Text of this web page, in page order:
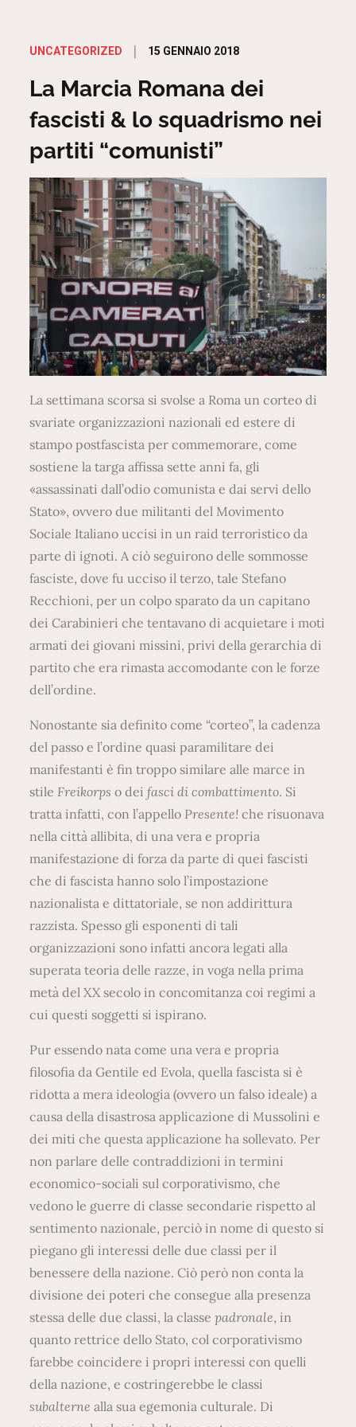
UNCATEGORIZED
Posted
15 GENNAIO 2018
La Marcia Romana dei
fascisti & lo squadrismo nei
partiti “comunisti”
La settimana scorsa si svolse a Roma un corteo di
svariate organizzazioni nazionali ed estere di
stampo postfascista per commemorare, come
sostiene la targa affissa sette anni fa, gli
«assassinati dall’odio comunista e dai servi dello
Stato», ovvero due militanti del Movimento
Sociale Italiano uccisi in un raid terroristico da
parte di ignoti. A ciò seguirono delle sommosse
fasciste, dove fu ucciso il terzo, tale Stefano
Recchioni, per un colpo sparato da un capitano
dei Carabinieri che tentavano di acquietare i moti
armati dei giovani missini, privi della gerarchia di
partito che era rimasta accomodante con le forze
dell’ordine.
Nonostante sia definito come “corteo”, la cadenza
del passo e l’ordine quasi paramilitare dei
manifestanti è fin troppo similare alle marce in
stile Freikorps o deifasci di combattimento. Si
tratta infatti, con l’appello Presente! che risuonava
nella città allibita, di una vera e propria
manifestazione di forza da parte di quei fascisti
che di fascista hanno solo l’impostazione
nazionalista e dittatoriale, se non addirittura
razzista. Spesso gli esponenti di tali
organizzazioni sono infatti ancora legati alla
superata teoria delle razze, in voga nella prima
metà del XX secolo in concomitanza coi regimi a
cui questi soggetti si ispirano.
Pur essendo nata come una vera e propria
filosofia da Gentile ed Evola, quella fascista si è
ridotta a mera ideologia (ovvero un falso ideale) a
causa della disastrosa applicazione di Mussolini e
dei miti che questa applicazione ha sollevato. Per
non parlare delle contraddizioni in termini
economico-sociali sul corporativismo, che
vedono le guerre di classe secondarie rispetto al
sentimento nazionale, perciò in nome di questo si
piegano gli interessi delle due classi per il
benessere della nazione. Ciò però non conta la
divisione dei poteri che consegue alla presenza
stessa delle due classi, la classepadronale, in
quanto rettrice dello Stato, col corporativismo
farebbe coincidere i propri interessi con quelli
della nazione, e costringerebbe le classi
subalterne alla sua egemonia culturale. Di